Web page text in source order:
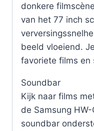
donkere
van het 77 inch
beeld vloeiend.
favoriete films en
Soundbar
Kijk naar films
de Samsung
soundbar